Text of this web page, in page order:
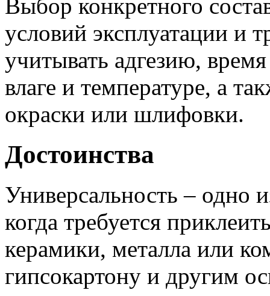
Выбор конкретного
условий эксплуатации и
учитывать адгезию,
влаге и температуре, а
окраски или шлифовки.
Достоинства
Универсальность – одно
когда требуется
керамики, металла или
гипсокартону и другим